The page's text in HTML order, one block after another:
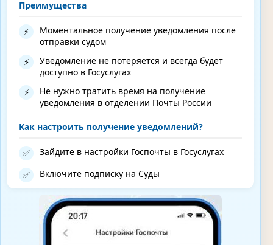
Преимущества
⚡
Моментальное получение уведомления после
отправки судом
⚡
Уведомление не потеряется и всегда будет
доступно в Госуслугах
⚡
Не нужно тратить время на получение
уведомления в отделении Почты России
Как настроить получение уведомлений?
✅ Зайдите в настройки Госпочты в Госуслугах
✅ Включите подписку на Суды